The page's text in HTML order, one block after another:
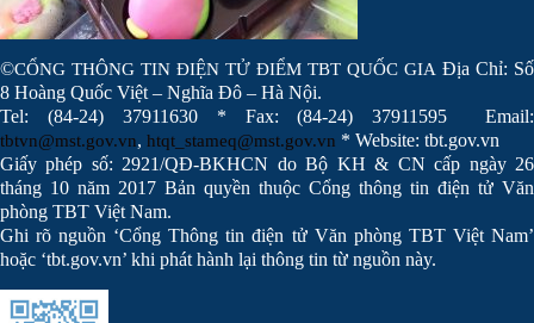
©CỔNG THÔNG TIN ĐIỆN TỬ ĐIỂM TBT QUỐC GIA Địa Chỉ: Số
8 Hoàng Quốc Việt – Nghĩa Đô – Hà Nội.
Tel: (84-24) 37911630 * Fax: (84-24) 37911595 Email:
tbtvn@mst.gov.vn, htqt_stameq@mst.gov.vn * Website: tbt.gov.vn
Giấy phép số: 2921/QĐ-BKHCN do Bộ KH & CN cấp ngày 26
tháng 10 năm 2017 Bản quyền thuộc Cổng thông tin điện tử Văn
phòng TBT Việt Nam.
Ghi rõ nguồn ‘Cổng Thông tin điện tử Văn phòng TBT Việt Nam’
hoặc ‘tbt.gov.vn’ khi phát hành lại thông tin từ nguồn này.